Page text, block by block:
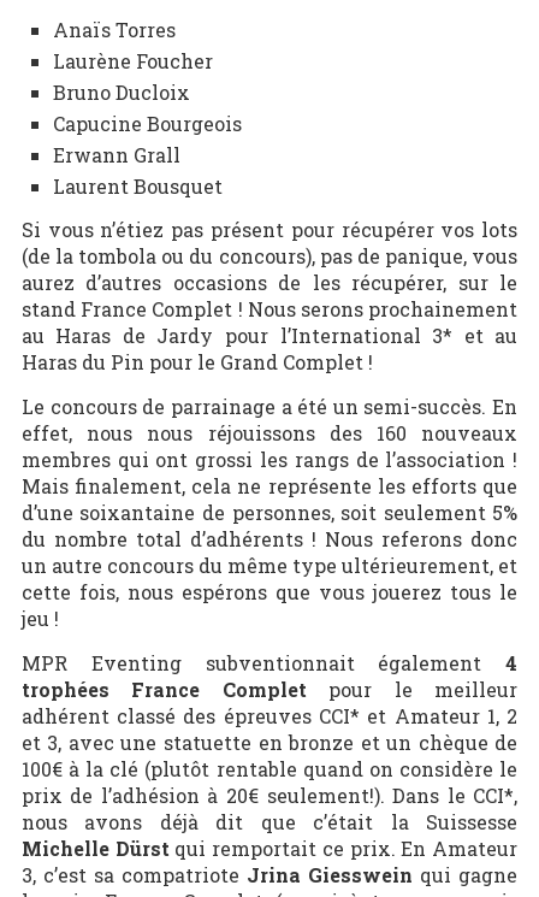
Anaïs Torres
Laurène Foucher
Bruno Ducloix
Capucine Bourgeois
Erwann Grall
Laurent Bousquet
Si vous n’étiez pas présent pour récupérer vos lots
(de la tombola ou du concours), pas de panique, vous
aurez d’autres occasions de les récupérer, sur le
stand France Complet ! Nous serons prochainement
au Haras de Jardy pour l’International 3* et au
Haras du Pin pour le Grand Complet !
Le concours de parrainage a été un semi-succès. En
effet, nous nous réjouissons des 160 nouveaux
membres qui ont grossi les rangs de l’association !
Mais finalement, cela ne représente les efforts que
d’une soixantaine de personnes, soit seulement 5%
du nombre total d’adhérents ! Nous referons donc
un autre concours du même type ultérieurement, et
cette fois, nous espérons que vous jouerez tous le
jeu !
MPR Eventing subventionnait également4
trophées France Complet pour le meilleur
adhérent classé des épreuves CCI* et Amateur 1, 2
et 3, avec une statuette en bronze et un chèque de
100€ à la clé (plutôt rentable quand on considère le
prix de l’adhésion à 20€ seulement!). Dans le CCI*,
nous avons déjà dit que c’était la Suissesse
Michelle Dürst qui remportait ce prix. En Amateur
3, c’est sa compatriote Jrina Giesswein qui gagne